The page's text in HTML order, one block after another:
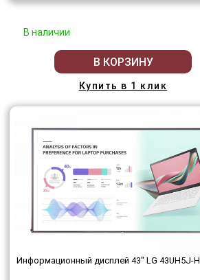
В наличии
В КОРЗИНУ
Купить в 1 клик
Информационный дисплей 43" LG 43UH5J-H